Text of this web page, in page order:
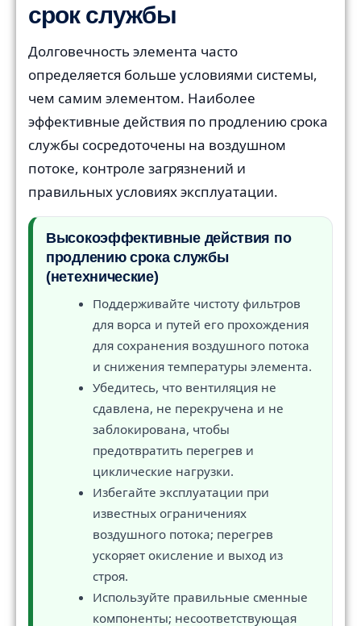
срок службы
Долговечность элемента часто
определяется больше условиями системы,
чем самим элементом. Наиболее
эффективные действия по продлению срока
службы сосредоточены на воздушном
потоке, контроле загрязнений и
правильных условиях эксплуатации.
Высокоэффективные действия по
продлению срока службы
(нетехнические)
Поддерживайте чистоту фильтров
для ворса и путей его прохождения
для сохранения воздушного потока
и снижения температуры элемента.
Убедитесь, что вентиляция не
сдавлена, не перекручена и не
заблокирована, чтобы
предотвратить перегрев и
циклические нагрузки.
Избегайте эксплуатации при
известных ограничениях
воздушного потока; перегрев
ускоряет окисление и выход из
строя.
Используйте правильные сменные
компоненты; несоответствующая